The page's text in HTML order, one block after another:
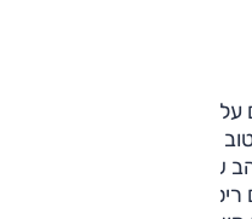
המתלים. השינוי לא גדול,
יותר עם שיבושים קטנים
חדים כגון מכסי
ריסון המרכב על כביש